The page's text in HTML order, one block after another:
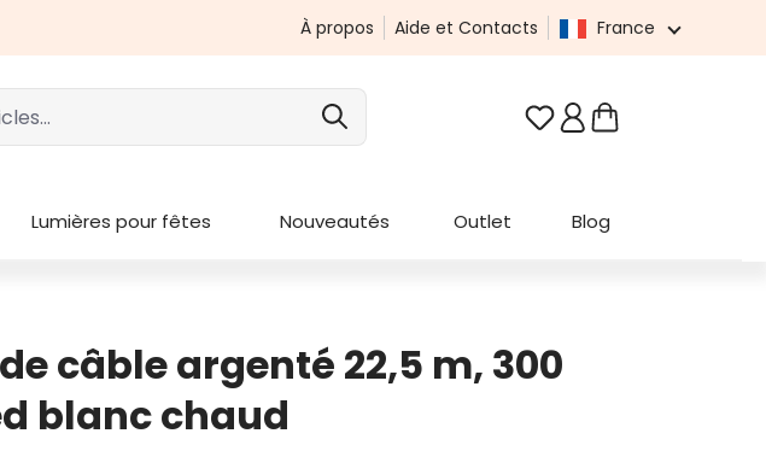
À propos Aide et Contacts France
Vous avez 0 articles
Lumières pour fêtes Nouveautés Outlet Blog
câble argenté 22,5 m, 300
blanc chaud